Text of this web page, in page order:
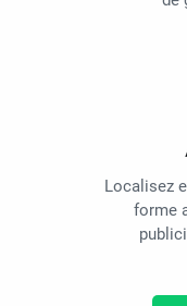
Localisez
forme